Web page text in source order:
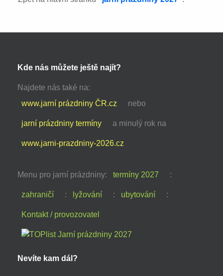
Kde nás můžete ještě najít?
Najdete nás také na:
www.jarní prázdniny ČR.cz
nebo
jarní prázdniny termíny a minulý rok na
www.jarni-prazdniny-2026.cz
Menu pro jarní prázdniny: termíny 2027 :
zahraničí : lyžování : ubytování :
Kontakt / provozovatel
Nevíte kam dál?